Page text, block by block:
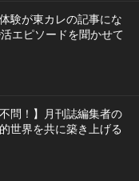
験が東カレの記事にな
エピソードを聞かせて
問！】月刊誌編集者の
世界を共に築き上げる